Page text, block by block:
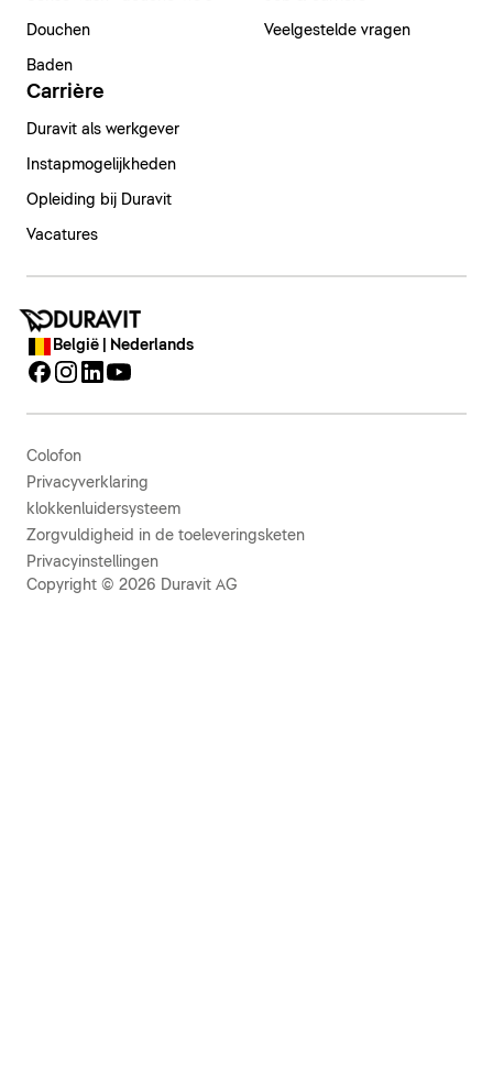
Douchen
Baden
Veelgestelde vragen
Carrière
Duravit als werkgever
Instapmogelijkheden
Opleiding bij Duravit
Vacatures
België | Nederlands
Colofon
Privacyverklaring
klokkenluidersysteem
Zorgvuldigheid in de toeleveringsketen
Privacyinstellingen
Copyright © 2026 Duravit AG